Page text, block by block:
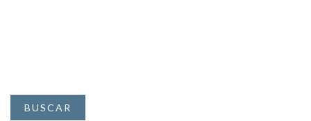
BUSCAR